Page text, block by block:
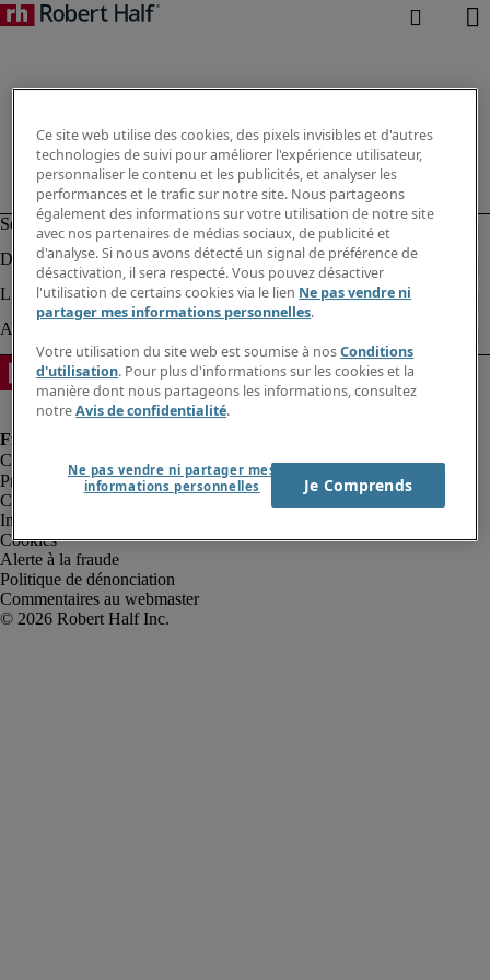
Protection des données personnelles
Conditions d’utilisation
Informations sur la société
Cookies
Alerte à la fraude
Politique de dénonciation
Commentaires au webmaster
Ce site web utilise des cookies, des pixels invisibles et d'autres
technologies de suivi pour améliorer l'expérience utilisateur,
personnaliser le contenu et les publicités, et analyser les
performances et le trafic sur notre site. Nous partageons
également des informations sur votre utilisation de notre site
avec nos partenaires de médias sociaux, de publicité et
d'analyse. Si nous avons détecté un signal de préférence de
désactivation, il sera respecté. Vous pouvez désactiver
l'utilisation de certains cookies via le lien Ne pas vendre ni
partager mes informations personnelles.
Votre utilisation du site web est soumise à nosConditions
d'utilisation. Pour plus d'informations sur les cookies et la
manière dont nous partageons les informations, consultez
notreAvis de confidentialité.
Ne pas vendre ni partager mes
informations personnelles
Je Comprends